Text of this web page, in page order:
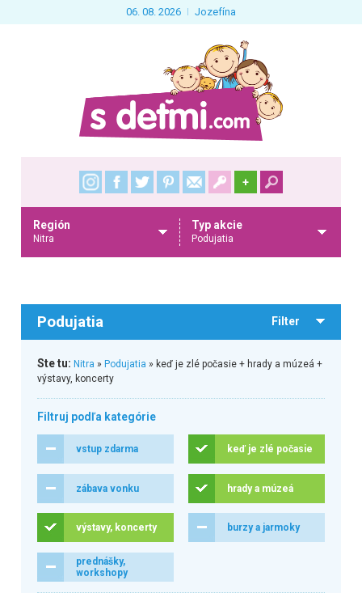
06. 08. 2026 Jozefína
+
Región
Nitra
Typ akcie
Podujatia
Podujatia Filter
Ste tu: Nitra » Podujatia » keď je zlé počasie + hrady a múzeá +
výstavy, koncerty
Filtruj podľa kategórie
vstup zdarma keď je zlé počasie
zábava vonku hrady a múzeá
výstavy, koncerty burzy a jarmoky
prednášky,
workshopy